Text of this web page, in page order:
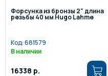
Форсунка из бронзы 2" длина
резьбы 40 мм Hugo Lahme
Код:681579
В наличии
16338 р.